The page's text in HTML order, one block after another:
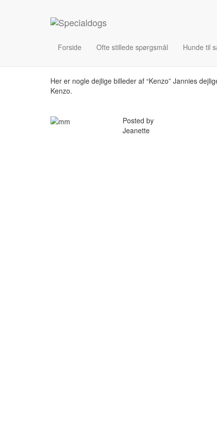
Forside Ofte stillede spørgsmål Hunde til
“Kenzo”
1. sep 2009 Oprettet af Jeanette| Ingen
Her er nogle dejlige billeder af “Kenzo” Jannies
Kenzo.
Posted by
Jeanette